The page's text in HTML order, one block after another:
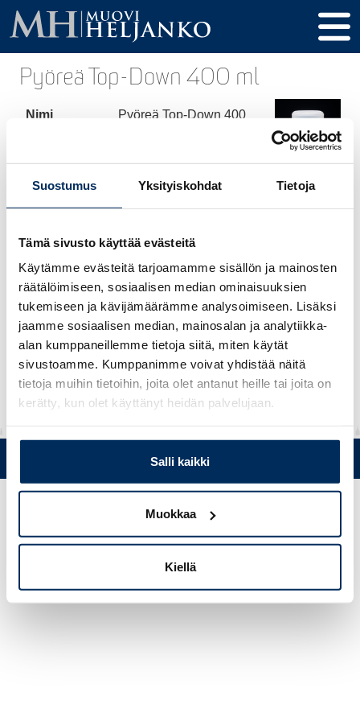
Suostumus Yksityiskohdat Tietoja
Tämä sivusto käyttää evästeitä
Käytämme evästeitä tarjoamamme sisällön ja mainosten
räätälöimiseen, sosiaalisen median ominaisuuksien
tukemiseen ja kävijämäärämme analysoimiseen. Lisäksi
jaamme sosiaalisen median, mainosalan ja analytiikka-
alan kumppaneillemme tietoja siitä, miten käytät
sivustoamme. Kumppanimme voivat yhdistää näitä
tietoja muihin tietoihin, joita olet antanut heille tai joita on
kerätty, kun olet käyttänyt heidän palvelujaan.
Salli kaikki
Muokkaa
Kiellä
Pyöreä Top-Down 400 ml
Nimi
Pyöreä Top-Down 400
Tuotekoodi 40038400
Halkaisija 65 mm
Kierre /
Tulppa
38 mm
Materiaali HDPE
• © Muovi-Heljanko Oy •Evästeasetukset